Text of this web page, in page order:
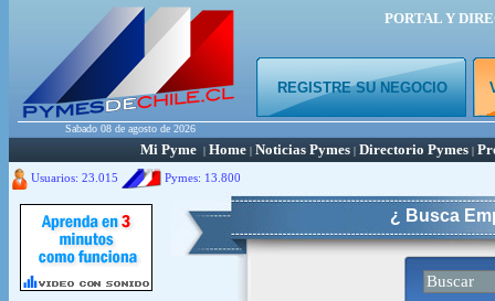
PORTAL Y
REGISTRE SU NEGOCIO
Sabado 08 de agosto de 2026
Mi Pyme | Home | Noticias Pymes | Directorio Pymes |
Usuarios: 23.015 Pymes: 13.800
¿ Busca